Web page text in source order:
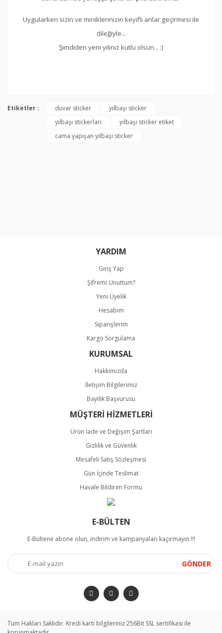
Uygularken sizin ve miniklerinizin keyifli anlar geçirmesi ile
dileğiyle...
Şimdiden yeni yılınız kutlu olsun... :)
Bu ürüne ilk yorumu siz yapın!
Yorum Yaz
diğer konularda yetersiz gördüğünüz noktaları öneri
Görüş ve önerileriniz için teşekkür ederiz.
Gönder
Etiketler : duvar sticker
yılbaşı sticker
yılbaşı stickerları
yılbaşı sticker etiket
cama yapışan yılbaşı sticker
YARDIM
Giriş Yap
Şifremi Unuttum?
Yeni Üyelik
Hesabım
Siparişlerim
Kargo Sorgulama
KURUMSAL
Hakkımızda
İletişim Bilgilerimiz
Bayilik Başvurusu
MÜŞTERİ HİZMETLERİ
Ürün İade ve Değişim Şartları
Gizlilik ve Güvenlik
Mesafeli Satış Sözleşmesi
Gün İçinde Teslimat
Havale Bildirim Formu
E-BÜLTEN
E-Bültene abone olun, indirim ve kampanyaları kaçırmayın.!!!
GÖNDER
Tüm Hakları Saklıdır. Kredi kartı bilgileriniz 256Bit SSL sertifikası ile